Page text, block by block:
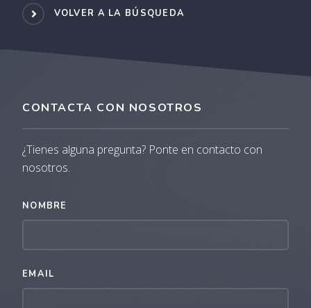
VOLVER A LA BÚSQUEDA
CONTACTA CON NOSOTROS
¿Tienes alguna pregunta? Ponte en contacto con
nosotros.
NOMBRE
EMAIL